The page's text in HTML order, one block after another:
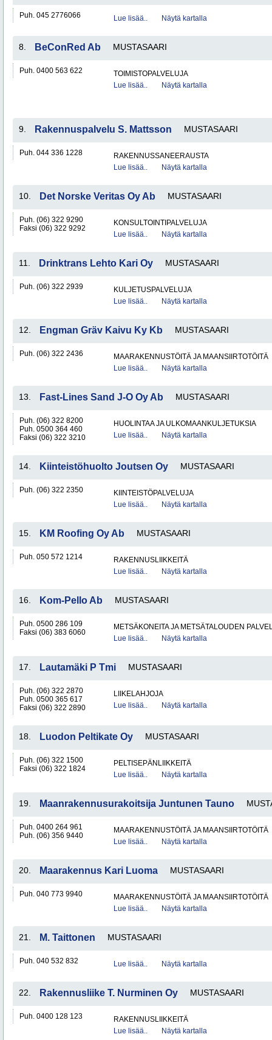
Puh. 045 2776066 Lue lisää.. Näytä kartalla
8. BeConRed Ab MUSTASAARI
Puh. 0400 563 622
TOIMISTOPALVELUJA
Lue lisää..
Näytä kartalla
9. Rakennuspalvelu S. Mattsson MUSTASAARI
Puh. 044 336 1228
RAKENNUSSANEERAUSTA
Lue lisää..
Näytä kartalla
10. Det Norske Veritas Oy Ab MUSTASAARI
Puh. (06) 322 9290
Faksi (06) 322 9292
KONSULTOINTIPALVELUJA
Lue lisää..
Näytä kartalla
11. Drinktrans Lehto Kari Oy MUSTASAARI
Puh. (06) 322 2939
KULJETUSPALVELUJA
Lue lisää..
Näytä kartalla
12. Engman Gräv Kaivu Ky Kb MUSTASAARI
Puh. (06) 322 2436
MAARAKENNUSTÖITÄ JA MAANSIIRTOTÖITÄ
Lue lisää..
Näytä kartalla
13. Fast-Lines Sand J-O Oy Ab MUSTASAARI
Puh. (06) 322 8200
Puh. 0500 364 460
Faksi (06) 322 3210
HUOLINTAA JA ULKOMAANKULJETUKSIA
Lue lisää..
Näytä kartalla
14. Kiinteistöhuolto Joutsen Oy MUSTASAARI
Puh. (06) 322 2350
KIINTEISTÖPALVELUJA
Lue lisää..
Näytä kartalla
15. KM Roofing Oy Ab MUSTASAARI
Puh. 050 572 1214
RAKENNUSLIIKKEITÄ
Lue lisää..
Näytä kartalla
16. Kom-Pello Ab MUSTASAARI
Puh. 0500 286 109
Faksi (06) 383 6060
METSÄKONEITA JA METSÄTALOUDEN
Lue lisää..
Näytä kartalla
17. Lautamäki P Tmi MUSTASAARI
Puh. (06) 322 2870
Puh. 0500 365 617
Faksi (06) 322 2890
LIIKELAHJOJA
Lue lisää..
Näytä kartalla
18. Luodon Peltikate Oy MUSTASAARI
Puh. (06) 322 1500
Faksi (06) 322 1824
PELTISEPÄNLIIKKEITÄ
Lue lisää..
Näytä kartalla
19. Maanrakennusurakoitsija Juntunen Tauno
Puh. 0400 264 961
Puh. (06) 356 9440
MAARAKENNUSTÖITÄ JA MAANSIIRTOTÖITÄ
Lue lisää..
Näytä kartalla
20. Maarakennus Kari Luoma MUSTASAARI
Puh. 040 773 9940
MAARAKENNUSTÖITÄ JA MAANSIIRTOTÖITÄ
Lue lisää..
Näytä kartalla
21. M. Taittonen MUSTASAARI
Puh. 040 532 832 Lue lisää.. Näytä kartalla
22. Rakennusliike T. Nurminen Oy MUSTASAARI
Puh. 0400 128 123
RAKENNUSLIIKKEITÄ
Lue lisää..
Näytä kartalla